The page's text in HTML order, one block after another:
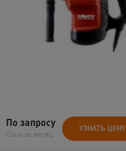
По запросу
Цена за месяц
УЗНАТЬ ЦЕНУ